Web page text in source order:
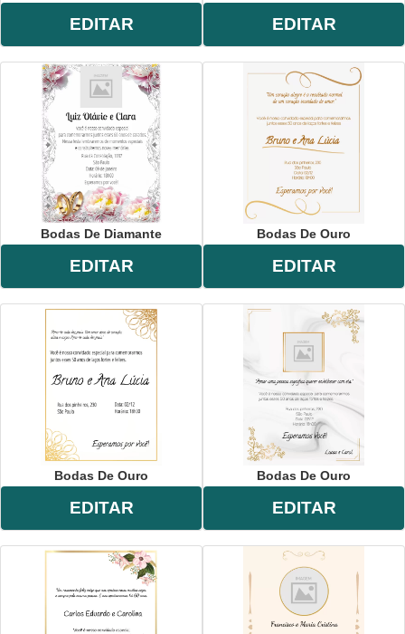
EDITAR EDITAR
Bodas De Diamante
EDITAR
Bodas De Ouro
EDITAR
Bodas De Ouro
EDITAR
Bodas De Ouro
EDITAR